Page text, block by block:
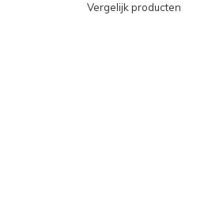
Vergelijk producten